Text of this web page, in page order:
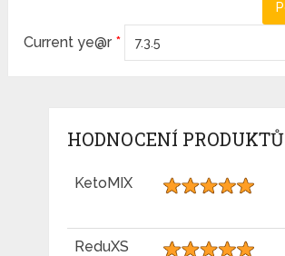
Current ye@r *
HODNOCENÍ PRODUKTŮ
KetoMIX
ReduXS